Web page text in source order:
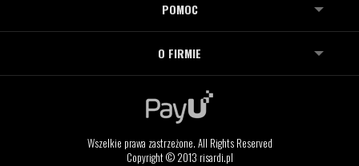
POMOC
O FIRMIE
Wszelkie prawa zastrzeżone. All Rights Reserved
Copyright © 2013 risardi.pl